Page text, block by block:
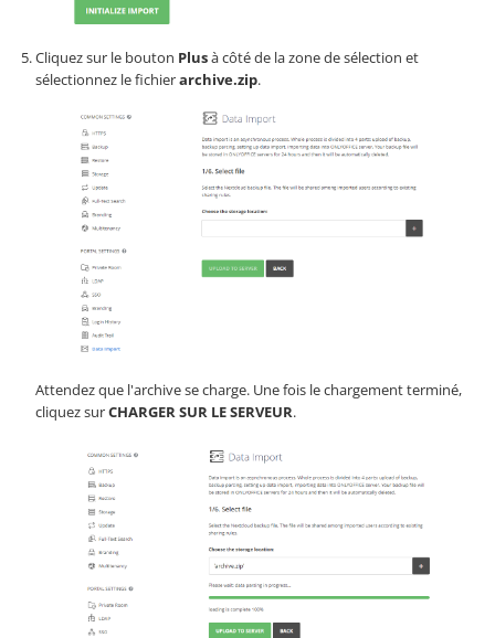
Cliquez sur le bouton Plusà côté de la zone de sélection et
sélectionnez le fichierarchive.zip.
Attendez que l'archive se charge. Une fois le chargement terminé,
cliquez surCHARGER SUR LE SERVEUR.